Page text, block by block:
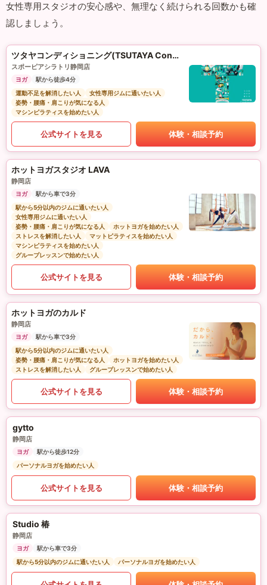
女性専用スタジオの安心感や、無理なく続けられる回数かも確
認しましょう。
ツタヤコンディショニング(TSUTAYA Conditioning)PILATES
スポーピアシラトリ静岡店
ヨガ
駅から徒歩4分
運動不足を解消したい人
女性専用ジムに通いたい人
姿勢・腰痛・肩こりが気になる人
マシンピラティスを始めたい人
公式サイトを見る 体験・相談予約
ホットヨガスタジオ LAVA
静岡店
ヨガ
駅から車で3分
駅から5分以内のジムに通いたい人
女性専用ジムに通いたい人
姿勢・腰痛・肩こりが気になる人
ホットヨガを始めたい人
ストレスを解消したい人
マットピラティスを始めたい人
マシンピラティスを始めたい人
グループレッスンで始めたい人
公式サイトを見る 体験・相談予約
ホットヨガのカルド
静岡店
ヨガ
駅から車で3分
駅から5分以内のジムに通いたい人
姿勢・腰痛・肩こりが気になる人
ホットヨガを始めたい人
ストレスを解消したい人
グループレッスンで始めたい人
公式サイトを見る 体験・相談予約
gytto
静岡店
ヨガ
駅から徒歩12分
パーソナルヨガを始めたい人
公式サイトを見る 体験・相談予約
Studio 椿
静岡店
ヨガ
駅から車で3分
駅から5分以内のジムに通いたい人
パーソナルヨガを始めたい人